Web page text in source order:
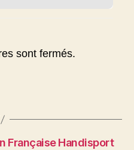
sont fermés.
Française Handisport